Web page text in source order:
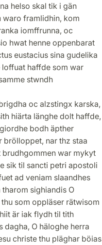
helso skal tik i gän
waro framlidhin, kom
iomffrunna, oc
hwat henne oppenbarat
eustacius sina gudelika
haffde som war
stwndh
oc alzstingx karska,
hiärta länghe dolt haffde,
bodh äpther
brölloppet, nar thz staa
brudhgommen war mykyt
sik til sancti petri apostoli
ad veniam slaandhes
sighiandis O
som oppläser rätwisom
är iak flydh til tith
O häloghe herra
christe thu pläghar böias